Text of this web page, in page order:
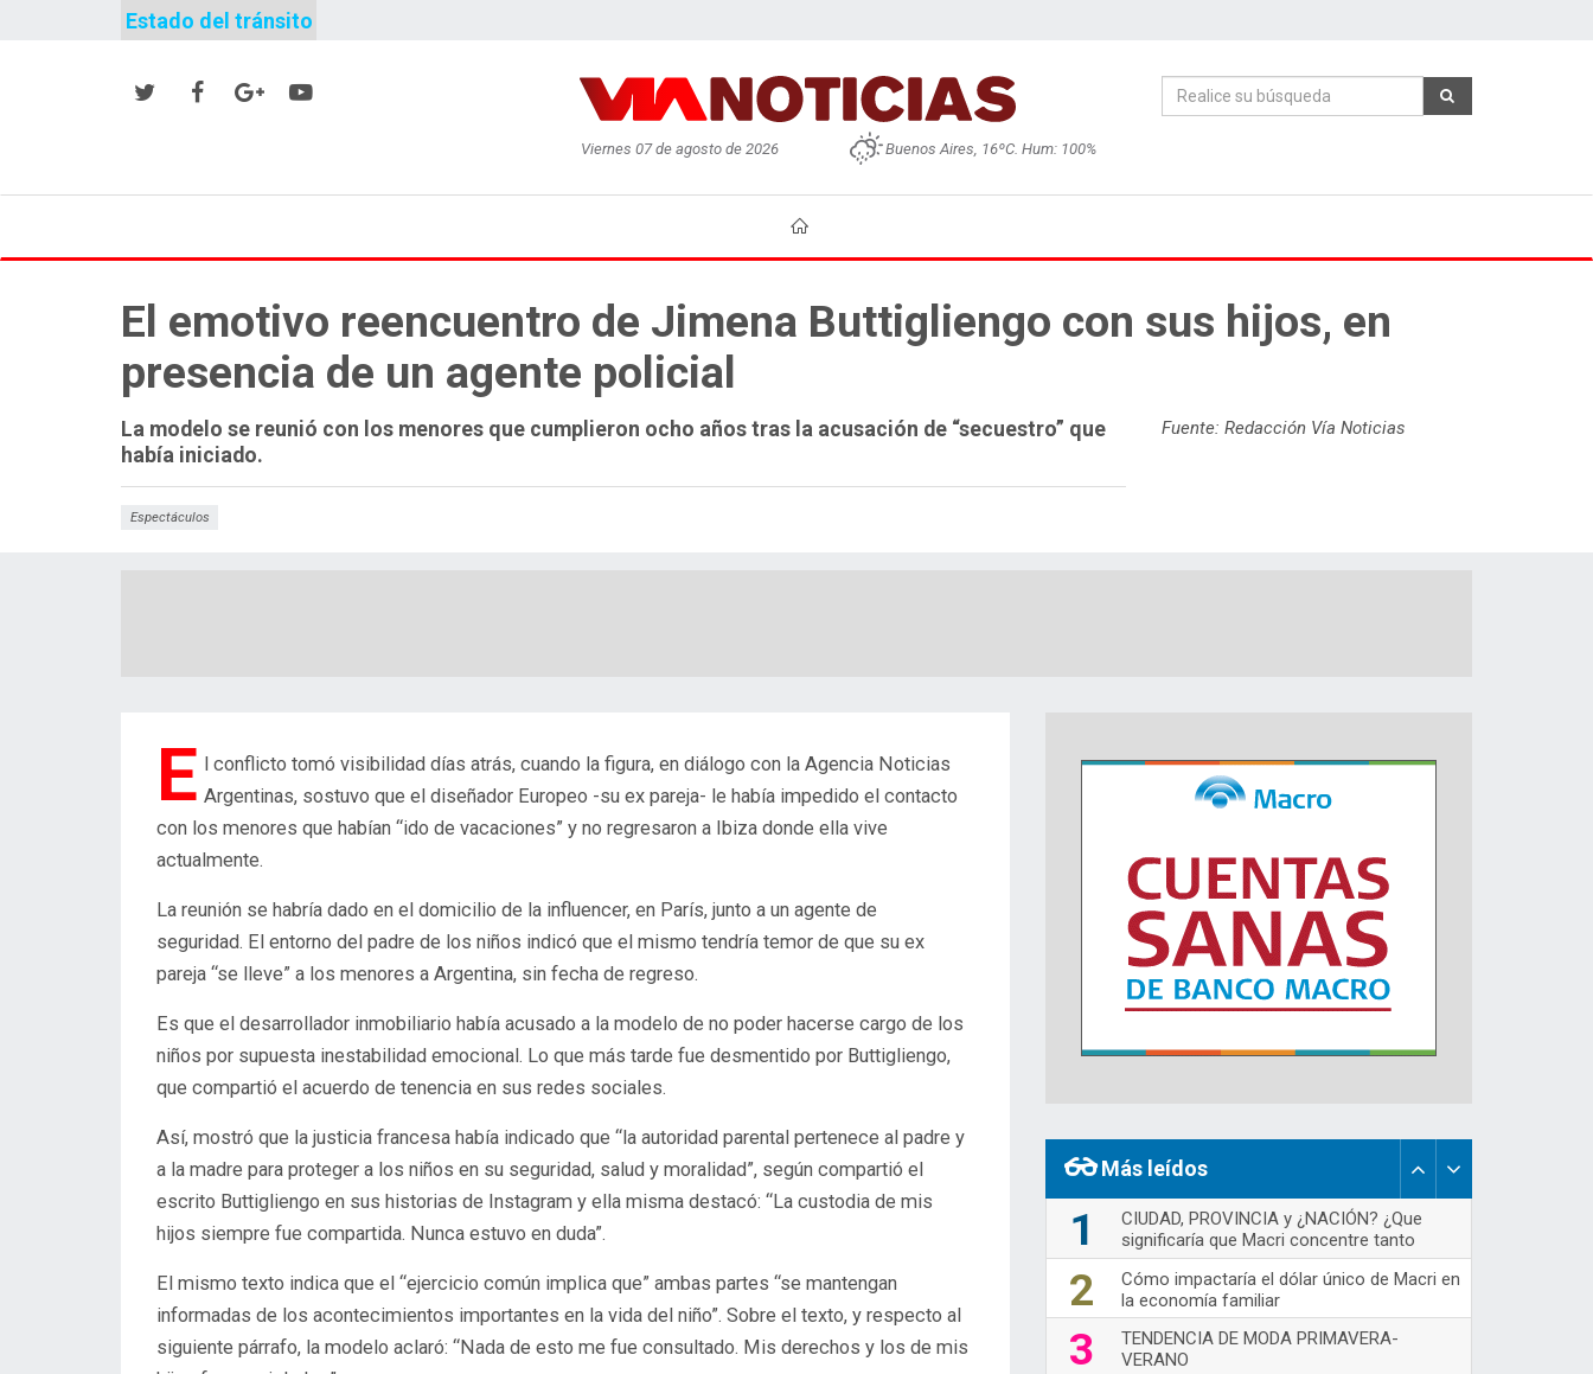
Estado del tránsito
Viernes 07 de agosto de 2026 Buenos Aires, 16ºC. Hum: 100%
El emotivo reencuentro de Jimena Buttigliengo con sus hijos, en
presencia de un agente policial
La modelo se reunió con los menores que cumplieron ocho años tras la acusación de “secuestro” que
había iniciado.
Espectáculos
Fuente: Redacción Vía Noticias
E l conflicto tomó visibilidad días atrás, cuando la figura, en diálogo con la Agencia Noticias
Argentinas, sostuvo que el diseñador Europeo -su ex pareja- le había impedido el contacto
con los menores que habían “ido de vacaciones” y no regresaron a Ibiza donde ella vive
actualmente.
La reunión se habría dado en el domicilio de la influencer, en París, junto a un agente de
seguridad. El entorno del padre de los niños indicó que el mismo tendría temor de que su ex
pareja “se lleve” a los menores a Argentina, sin fecha de regreso.
Es que el desarrollador inmobiliario había acusado a la modelo de no poder hacerse cargo de los
niños por supuesta inestabilidad emocional. Lo que más tarde fue desmentido por Buttigliengo,
que compartió el acuerdo de tenencia en sus redes sociales.
Así, mostró que la justicia francesa había indicado que “la autoridad parental pertenece al padre y
a la madre para proteger a los niños en su seguridad, salud y moralidad”, según compartió el
escrito Buttigliengo en sus historias de Instagram y ella misma destacó: “La custodia de mis
hijos siempre fue compartida. Nunca estuvo en duda”.
El mismo texto indica que el “ejercicio común implica que” ambas partes “se mantengan
informadas de los acontecimientos importantes en la vida del niño”. Sobre el texto, y respecto al
siguiente párrafo, la modelo aclaró: “Nada de esto me fue consultado. Mis derechos y los de mis
Más leídos
1
CIUDAD, PROVINCIA y ¿NACIÓN? ¿Que
significaría que Macri concentre tanto
poder político y e
2
Cómo impactaría el dólar único de Macri en
la economía familiar
3
TENDENCIA DE MODA PRIMAVERA-
VERANO